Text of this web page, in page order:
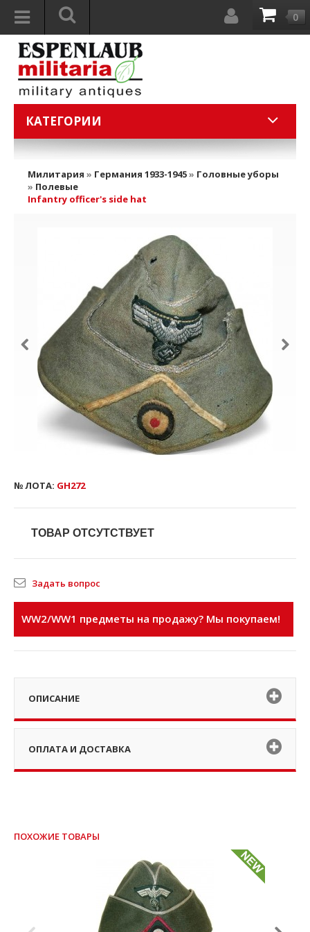
0
КАТЕГОРИИ
Милитария » Германия 1933-1945» Головные уборы
» Полевые
Infantry officer's side hat
№ ЛОТА: GH272
ТОВАР ОТСУТСТВУЕТ
Задать вопрос
WW2/WW1 предметы на продажу? Мы покупаем!
ОПИСАНИЕ
ОПЛАТА И ДОСТАВКА
ПОХОЖИЕ ТОВАРЫ